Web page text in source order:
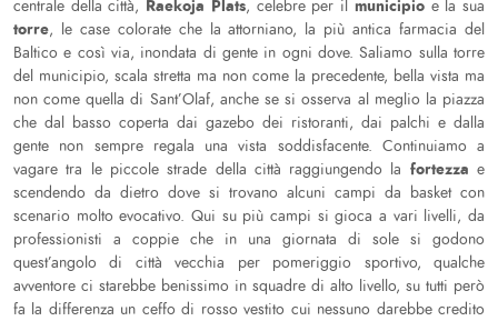
centrale della città, Raekoja Plats, celebre per il municipio e la sua
torre, le case colorate che la attorniano, la più antica farmacia del
Baltico e così via, inondata di gente in ogni dove. Saliamo sulla torre
del municipio, scala stretta ma non come la precedente, bella vista ma
non come quella di Sant’Olaf, anche se si osserva al meglio la piazza
che dal basso coperta dai gazebo dei ristoranti, dai palchi e dalla
gente non sempre regala una vista soddisfacente. Continuiamo a
vagare tra le piccole strade della città raggiungendo la fortezzae
scendendo da dietro dove si trovano alcuni campi da basket con
scenario molto evocativo. Qui su più campi si gioca a vari livelli, da
professionisti a coppie che in una giornata di sole si godono
quest’angolo di città vecchia per pomeriggio sportivo, qualche
avventore ci starebbe benissimo in squadre di alto livello, su tutti però
fa la differenza un ceffo di rosso vestito cui nessuno darebbe credito